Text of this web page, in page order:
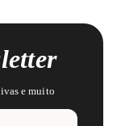
e muito